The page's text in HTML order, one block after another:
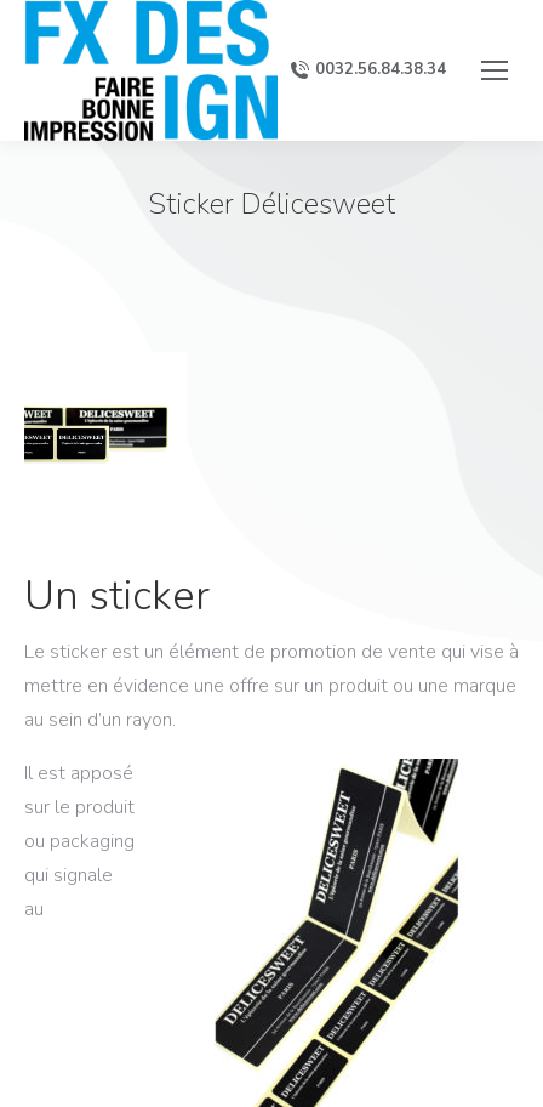
0032.56.84.38.34
Sticker Délicesweet
Un sticker
Le sticker est un élément de promotion de vente qui vise à
mettre en évidence une offre sur un produit ou une marque
au sein d’un rayon.
Il est apposé
sur le produit
ou packaging
qui signale
au